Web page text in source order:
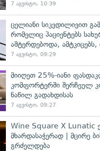
7 აგვისტო, 10:39
ცელიანი სიკვდილივით
რომელიც პაციენტებს
აშტერდებოდა,
7 აგვისტო, 09:29
მიიღეთ 25%-იანი
კომფორტერში შერჩეულ
ნაწილ გადახდისას
7 აგვისტო, 09:27
Wine Square X Lunatic
მხარდასაჭერად | მცირე
გრძელდება